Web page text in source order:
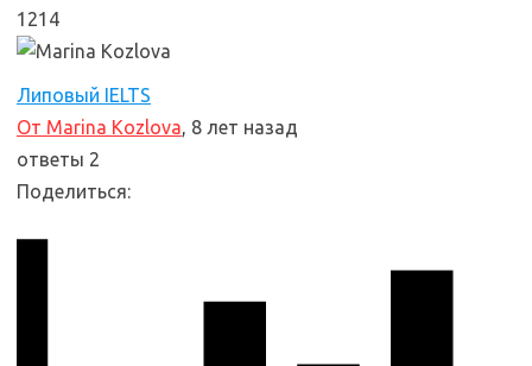
1214
Липовый IELTS
От Marina Kozlova, 8 лет назад
ответы 2
Поделиться: